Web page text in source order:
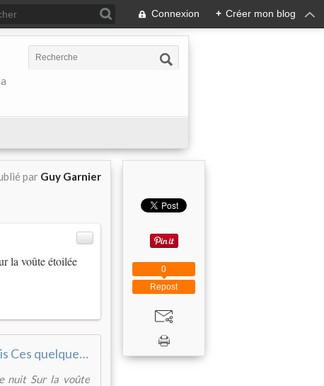
Connexion + Créer mon blog
par Guy Garnier
la voûte étoilée
Je vous écris Ces quelques mots De parfum ...
nuit Sur la voûte
Repost
0